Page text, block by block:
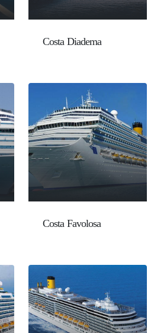
Costa Diadema
Costa Favolosa